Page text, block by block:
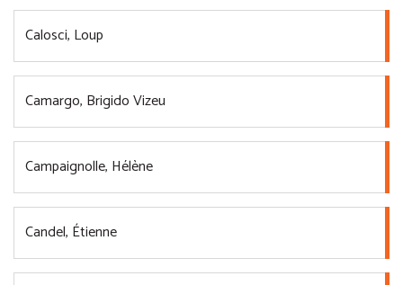
Calosci, Loup
Camargo, Brigido Vizeu
Campaignolle, Hélène
Candel, Étienne